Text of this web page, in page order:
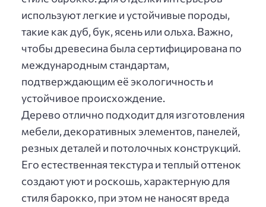
используют легкие и устойчивые породы,
такие как дуб, бук, ясень или ольха. Важно,
чтобы древесина была сертифицирована по
международным стандартам,
подтверждающим её экологичность и
устойчивое происхождение.
Дерево отлично подходит для изготовления
мебели, декоративных элементов, панелей,
резных деталей и потолочных конструкций.
Его естественная текстура и теплый оттенок
создают уют и роскошь, характерную для
стиля барокко, при этом не наносят вреда